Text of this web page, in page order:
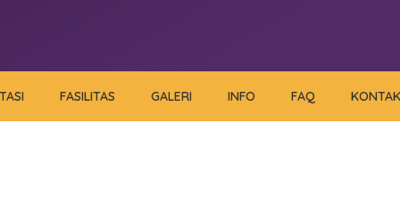
FASILITAS GALERI INFO FAQ KONTAK